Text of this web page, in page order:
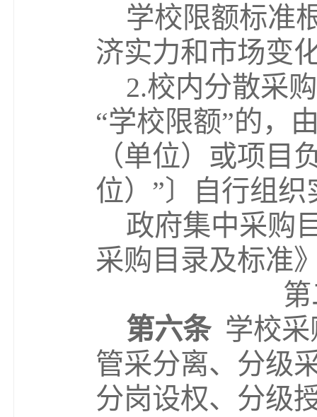
学校限额标准
济实力和市场变
2.校内分散采
“学校限额”的，
（单位）或项目
位） ”〕
自行组
政府集中采购
采购目录及标准
第六条 学校
管采分离、分级
分岗设权、分级